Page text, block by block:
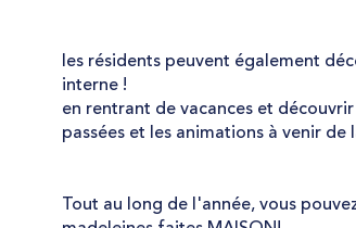
les résidents peuvent également
interne !
en rentrant de vacances et
passées et les animations à venir de
Tout au long de l'année, vous